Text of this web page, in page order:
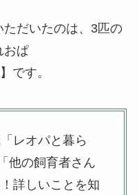
だいたのは、3匹の
おぱ
です。
レオパと暮ら
他の飼育者さん
詳しいことを知